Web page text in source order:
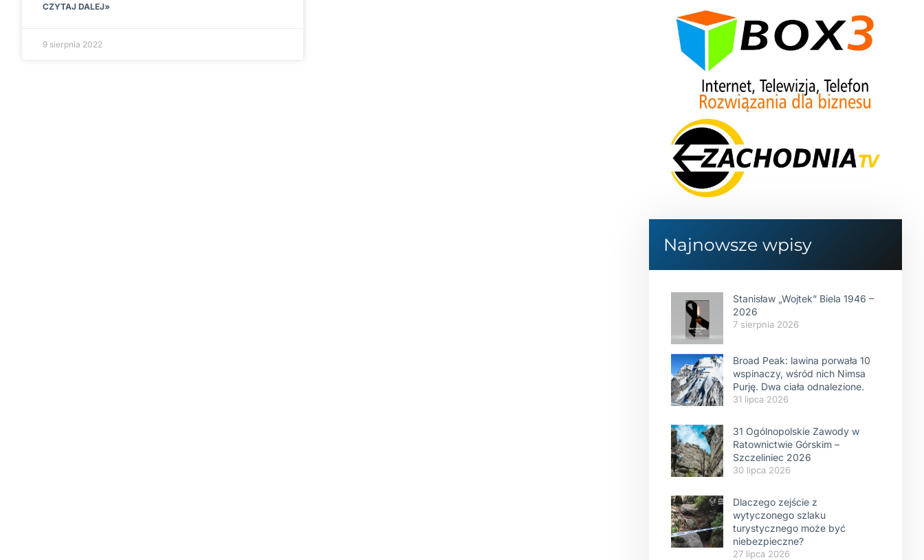
CZYTAJ DALEJ»
9 sierpnia 2022
Najnowsze wpisy
Stanisław „Wojtek” Biela 1946 –
2026
7 sierpnia 2026
Broad Peak: lawina porwała 10
wspinaczy, wśród nich Nimsa
Purję. Dwa ciała odnalezione.
31 lipca 2026
31 Ogólnopolskie Zawody w
Ratownictwie Górskim –
Szczeliniec 2026
30 lipca 2026
Dlaczego zejście z
wytyczonego szlaku
turystycznego może być
niebezpieczne?
27 lipca 2026